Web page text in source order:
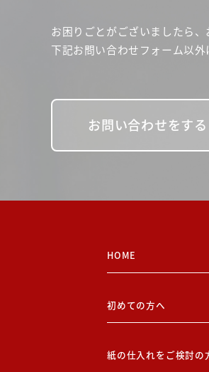
お困りごとがございましたら、
下記お問い合わせフォーム以外
お問い合わせをする
HOME
初めての方へ
紙の仕入れをご検討の